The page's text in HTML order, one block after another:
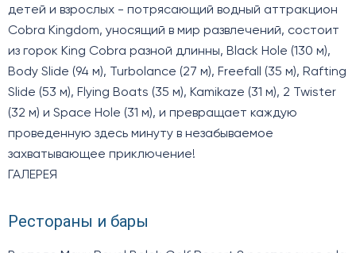
детей и взрослых - потрясающий водный аттракцион
Cobra Kingdom, уносящий в мир развлечений, состоит
из горок King Cobra разной длинны, Black Hole (130 м),
Body Slide (94 м), Turbolance (27 м), Freefall (35 м), Rafting
Slide (53 м), Flying Boats (35 м), Kamikaze (31 м), 2 Twister
(32 м) и Space Hole (31 м), и превращает каждую
проведенную здесь минуту в незабываемое
захватывающее приключение!
ГАЛЕРЕЯ
Рестораны и бары